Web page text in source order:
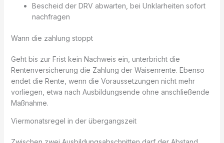
Bescheid der DRV abwarten, bei Unklarheiten sofort
nachfragen
Wann die zahlung stoppt
Geht bis zur Frist kein Nachweis ein, unterbricht die
Rentenversicherung die Zahlung der Waisenrente. Ebenso
endet die Rente, wenn die Voraussetzungen nicht mehr
vorliegen, etwa nach Ausbildungsende ohne anschließende
Maßnahme.
Viermonatsregel in der übergangszeit